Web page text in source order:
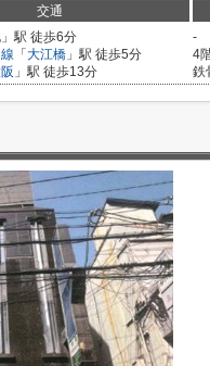
交通
」駅 徒歩6分
「 大江橋 」駅 徒歩5分
」駅 徒歩13分
-
4
鉄